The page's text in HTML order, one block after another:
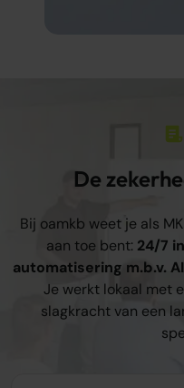
De
Bij oamkb weet je als
aan toe bent: 24/7
automatisering m.b.v.
Je werkt lokaal met
slagkracht van een